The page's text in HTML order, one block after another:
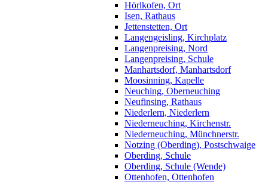
Hörlkofen, Ort
Isen, Rathaus
Jettenstetten, Ort
Langengeisling, Kirchplatz
Langenpreising, Nord
Langenpreising, Schule
Manhartsdorf, Manhartsdorf
Moosinning, Kapelle
Neuching, Oberneuching
Neufinsing, Rathaus
Niederlern, Niederlern
Niederneuching, Kirchenstr.
Niederneuching, Münchnerstr.
Notzing (Oberding), Postschwaige
Oberding, Schule
Oberding, Schule (Wende)
Ottenhofen, Ottenhofen